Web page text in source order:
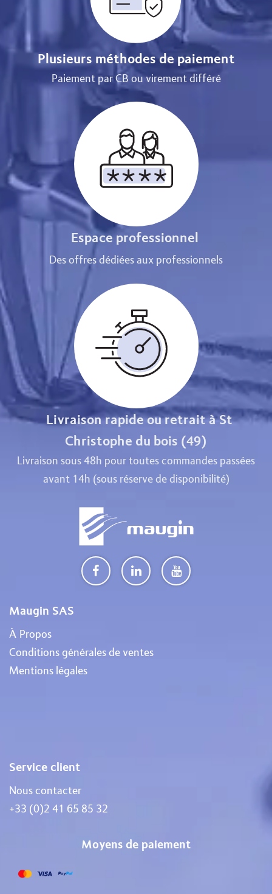
Plusieurs méthodes de paiement
Paiement par CB ou virement différé
Espace professionnel
Des offres dédiées aux professionnels
Livraison rapide ou retrait à St
Christophe du bois (49)
Livraison sous 48h pour toutes commandes passées
avant 14h (sous réserve de disponibilité)
Maugin SAS
À Propos
Conditions générales de ventes
Mentions légales
Service client
Nous contacter
+33 (0)2 41 65 85 32
Moyens de paiement